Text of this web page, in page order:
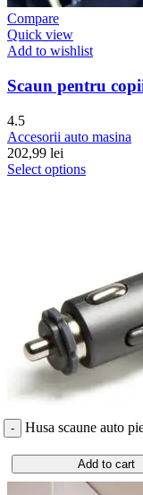
Husa scaune auto
Add to cart
Compare
Quick view
Add to wishlist
Scaun pentru
4.5
Accesorii auto masina
202,99 lei
Select options